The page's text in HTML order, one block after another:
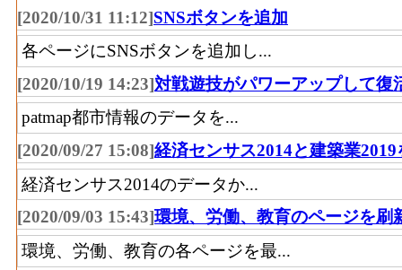
52
水戸市(茨城県)
53
さいたま市(埼玉県)
54
東大阪市(大阪府)
55
石巻市(宮城県)
56
相模原市(神奈川県)
57
中央区(東京都)
58
高崎市(群馬県)
59
船橋市(千葉県)
[2020/10/31 11:12]SNSボタンを追加
各ページにSNSボタンを追加し...
[2020/10/19 14:23]対戦遊技がパワーアップして復
patmap都市情報のデータを...
[2020/09/27 15:08]経済センサス2014と建築業2019
経済センサス2014のデータか...
[2020/09/03 15:43]環境、労働、教育のページを刷
環境、労働、教育の各ページを最...